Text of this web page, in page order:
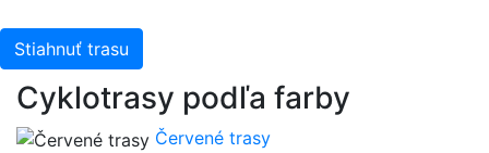
Stiahnuť trasu
Cyklotrasy podľa farby
Červené trasy